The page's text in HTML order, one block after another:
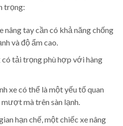
trọng:
nâng tay cần có khả năng chống
và độ ẩm cao.
có tải trọng phù hợp với hàng
xe có thể là một yếu tố quan
mà trên sàn lạnh.
hạn chế, một chiếc xe nâng